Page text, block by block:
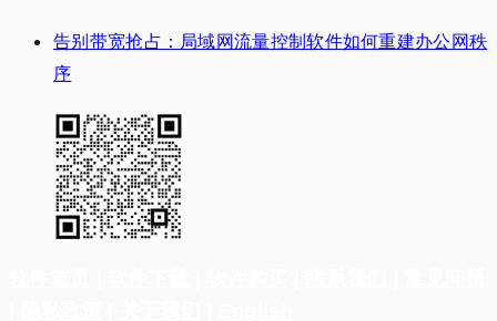
告别带宽抢占：局域网流量控制软件如何重建办公网秩
序